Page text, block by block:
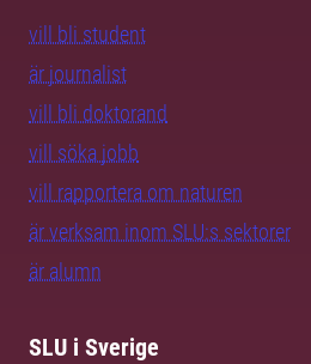
vill bli student
är journalist
vill bli doktorand
vill söka jobb
vill rapportera om naturen
är verksam inom SLU:s sektorer
är alumn
SLU i Sverige